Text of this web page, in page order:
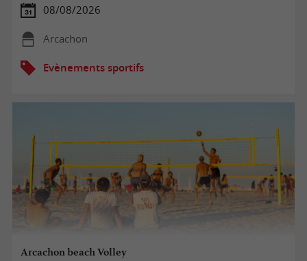
08/08/2026
Arcachon
Evènements sportifs
Arcachon beach Volley